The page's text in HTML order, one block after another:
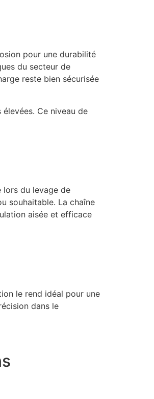
pour une durabilité
du secteur de
reste bien sécurisée
Ce niveau de
lors du levage de
souhaitable. La chaîne
aisée et efficace
le rend idéal pour une
dans le